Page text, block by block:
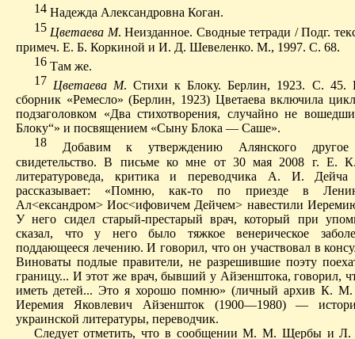
14 Надежда Александровна Коган.
15 Цветаева М.Неизданное. Сводные тетради / Подг.
примеч. Е. Б. Коркиной и И. Д. Шевеленко. М., 1997. С. 68.
16 Там же.
17 Цветаева М. Стихи к Блоку. Берлин, 1923. С. 45.
сборник «Ремесло» (Берлин, 1923) Цветаева включила
подзаголовком «Два стихотворения, случайно не
Блоку“» и посвящением «Сыну Блока — Саше».
18
Добавим к утверждению Алянского другое
свидетельство. В письме ко мне от 30 мая 2008 г. Е.
литературоведа, критика и переводчика А. И. Дейча
рассказывает: «Помню, как-то по приезде в
Ал<ександром> Иос<ифовичем Дейчем> навестили
У него сидел старый-престарый врач, который при
сказал, что у него было тяжкое венерическое
поддающееся лечению. И говорил, что он участвовал в
Виноваты подлые правители, не разрешившие поэту
границу... И этот же врач, бывший у Айзенштока, говорил,
иметь детей... Это я хорошо помню» (личный архив К. М.
Иеремия Яковлевич Айзеншток (1900—1980) —
украинской литературы, переводчик.
Следует отметить, что в сообщении М. М. Щербы и Л.